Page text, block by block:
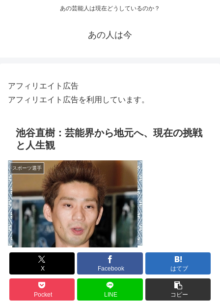
あの芸能人は現在どうしているのか？
あの人は今
アフィリエイト広告
アフィリエイト広告を利用しています。
池谷直樹：芸能界から地元へ、現在の挑戦
と人生観
スポーツ選手
X Facebook はてブ
Pocket LINE コピー